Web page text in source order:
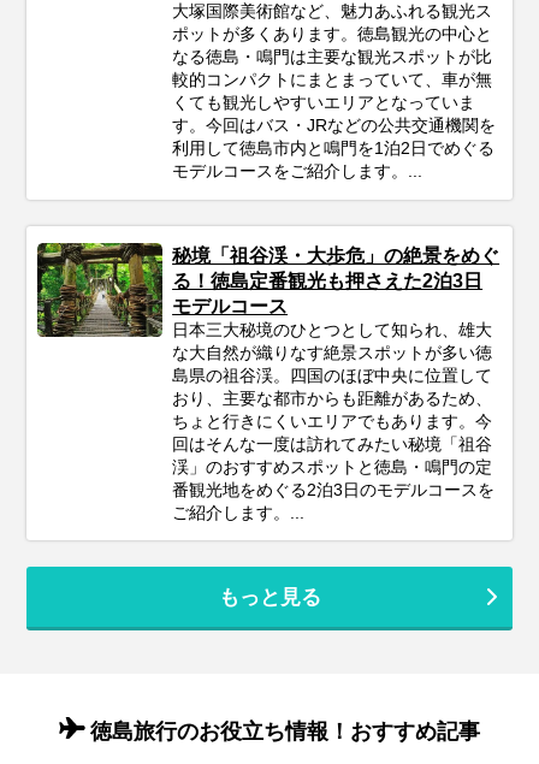
大塚国際美術館など、魅力あふれる観光ス
ポットが多くあります。徳島観光の中心と
なる徳島・鳴門は主要な観光スポットが比
較的コンパクトにまとまっていて、車が無
くても観光しやすいエリアとなっていま
す。今回はバス・JRなどの公共交通機関を
利用して徳島市内と鳴門を1泊2日でめぐる
モデルコースをご紹介します。...
秘境「祖谷渓・大歩危」の絶景をめぐ
る！徳島定番観光も押さえた2泊3日
モデルコース
日本三大秘境のひとつとして知られ、雄大
な大自然が織りなす絶景スポットが多い徳
島県の祖谷渓。四国のほぼ中央に位置して
おり、主要な都市からも距離があるため、
ちょと行きにくいエリアでもあります。今
回はそんな一度は訪れてみたい秘境「祖谷
渓」のおすすめスポットと徳島・鳴門の定
番観光地をめぐる2泊3日のモデルコースを
ご紹介します。...
もっと見る
徳島旅行のお役立ち情報！おすすめ記事